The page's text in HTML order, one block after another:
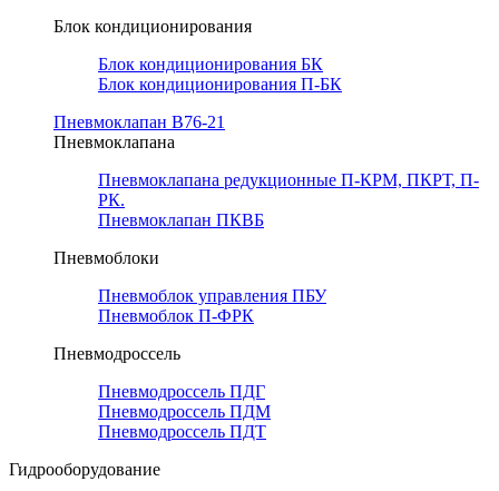
Блок кондиционирования
Блок кондиционирования БК
Блок кондиционирования П-БК
Пневмоклапан В76-21
Пневмоклапана
Пневмоклапана редукционные П-КРМ, ПКРТ, П-
РК.
Пневмоклапан ПКВБ
Пневмоблоки
Пневмоблок управления ПБУ
Пневмоблок П-ФРК
Пневмодроссель
Пневмодроссель ПДГ
Пневмодроссель ПДМ
Пневмодроссель ПДТ
Гидрооборудование